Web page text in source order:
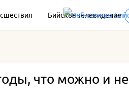
Бийское телевидение
что можно и